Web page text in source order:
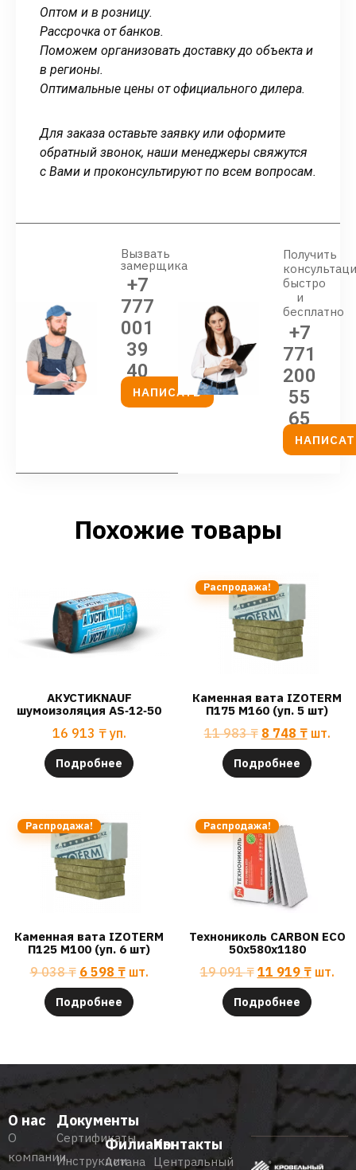
Оптом и в розницу.
Рассрочка от банков.
Поможем организовать доставку до объекта и
в регионы.
Оптимальные цены от официального дилера.
Для заказа оставьте заявку или оформите
обратный звонок, наши менеджеры свяжутся
с Вами и проконсультируют по всем вопросам.
Вызвать
замерщика
+7
777
001
39
40
НАПИСАТЬ
Получить
быстро
и
бесплатно
+7
771
200
55
65
Похожие товары
АКУСТИKNAUF
шумоизоляция AS‐12‐50
16 913 ₸ уп.
Подробнее
Распродажа!
Каменная вата IZOTERM
П175 М160 (уп. 5 шт)
11 983₸ 8 748 ₸ шт.
Подробнее
Распродажа!
Каменная вата IZOTERM
П125 М100 (уп. 6 шт)
9 038₸ 6 598 ₸ шт.
Подробнее
Распродажа!
Технониколь CARBON ECO
50х580х1180
19 091₸ 11 919 ₸ шт.
Подробнее
О нас
О
компании
Документы
Сертификаты
Инструкции
Филиалы
Астана
Контакты
Центральный